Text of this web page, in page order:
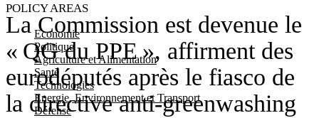
POLICY AREAS
Economie
Politique
Agriculture et Alimentation
Santé
Technologies
Energie, Environnement et Transport
Défense
La Commission est devenue le
« QG du PPE », affirment des
eurodéputés après le fiasco de
la directive anti-greenwashing